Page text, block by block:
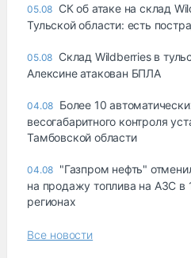
05.08 СК об атаке на склад
Тульской области: есть
05.08 Склад Wildberries в
Алексине атакован БПЛА
04.08 Более 10
весогабаритного контроля
Тамбовской области
04.08 "Газпром нефть"
на продажу топлива на АЗС в
регионах
Все новости